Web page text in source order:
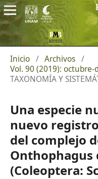
Inicio / Archivos /
Vol. 90 (2019): octubre-
TAXONOMÍA Y
Una especie
nuevo
del complejo
Onthophagus
(Coleoptera: